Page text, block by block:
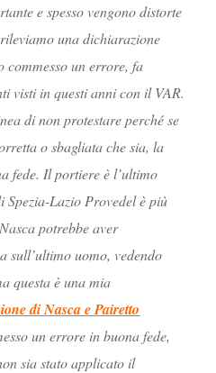
e spesso vengono distorte
una dichiarazione
commesso un errore, fa
visti in questi anni con il VAR.
di non protestare perché se
o sbagliata che sia, la
fede. Il portiere è l’ultimo
Spezia-Lazio Provedel è più
potrebbe aver
sull’ultimo uomo, vedendo
questa è una mia
di Nasca e Pairetto
un errore in buona fede,
sia stato applicato il